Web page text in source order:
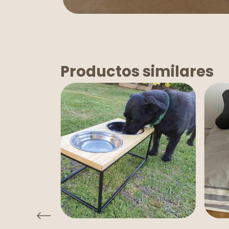
Productos similares